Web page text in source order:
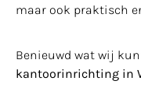
maar ook praktisch
Benieuwd wat wij
kantoorinrichting in